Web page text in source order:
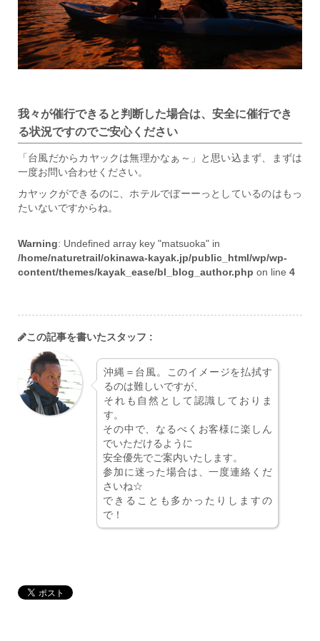
我々が催行できると判断した場合は、安全に催行でき
る状況ですのでご安心ください
「台風だからカヤックは無理かなぁ～」と思い込まず、まずは
一度お問い合わせください。
カヤックができるのに、ホテルでぼーーっとしているのはもっ
たいないですからね。
Warning: Undefined array key "matsuoka" in
/home/naturetrail/okinawa-kayak.jp/public_html/wp/wp-
content/themes/kayak_ease/bl_blog_author.php on line 4
この記事を書いたスタッフ :
沖縄＝台風。このイメージを払拭す
るのは難しいですが、
それも自然として認識しておりま
す。
その中で、なるべくお客様に楽しん
でいただけるように
安全優先でご案内いたします。
参加に迷った場合は、一度連絡くだ
さいね☆
できることも多かったりしますの
で！